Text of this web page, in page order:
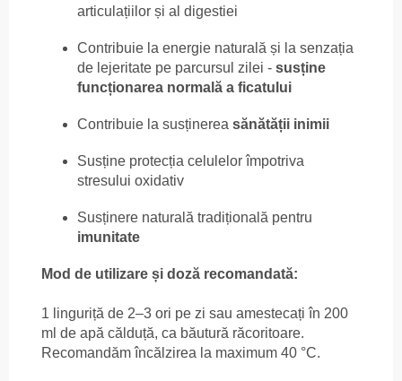
articulațiilor și al digestiei
Contribuie la energie naturală și la senzația
de lejeritate pe parcursul zilei - susține
funcționarea normală a ficatului
Contribuie la susținerea sănătății inimii
Susține protecția celulelor împotriva
stresului oxidativ
Susținere naturală tradițională pentru
imunitate
Mod de utilizare și doză recomandată:
1 linguriță de 2–3 ori pe zi sau amestecați în 200
ml de apă călduță, ca băutură răcoritoare.
Recomandăm încălzirea la maximum 40 °C.